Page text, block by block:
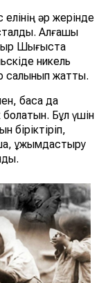
әр жерінде
Алғашқы
Шығыста
никель
салынып жатты.
басқа да
болатын. Бұл үшін
біріктіріп,
ұжымдастыру